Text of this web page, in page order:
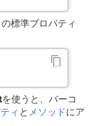
標準プロパティ
を使うと、バーコ
ィ と メソッドにア